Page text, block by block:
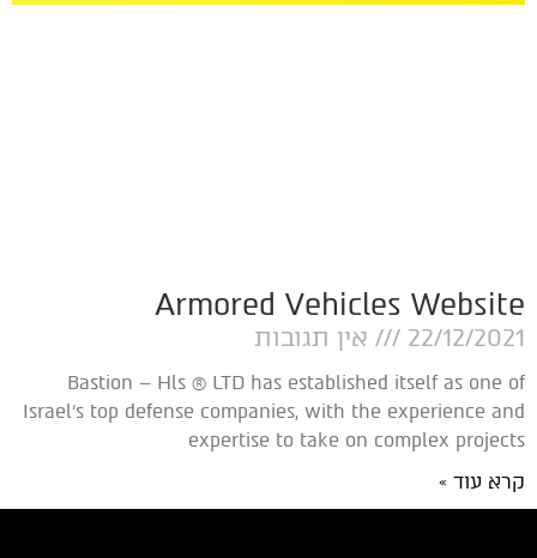
Armored Vehicles Website
22/12/2021 אין תגובות
Bastion – Hls ® LTD has established itself as one of
Israel’s top defense companies, with the experience and
expertise to take on complex projects
קרא עוד »